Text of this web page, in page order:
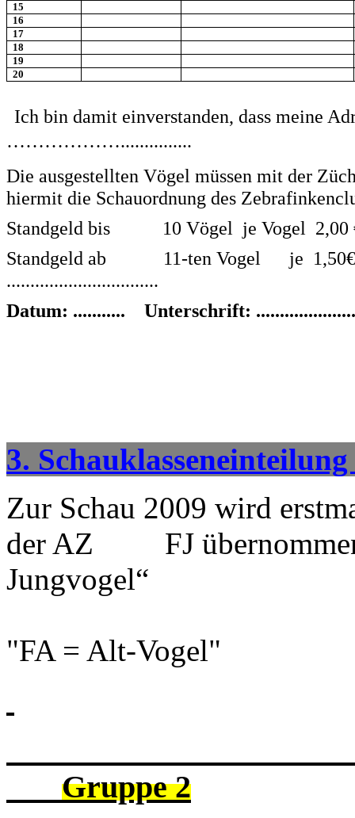
15
16
17
18
19
20
Ich bin damit einverstanden, dass meine
………………...............
Die ausgestellten Vögel müssen mit der
hiermit die Schauordnung des
Standgeld bis
10 Vögel je Vogel 2,00
Standgeld ab
11-ten Vogel je
................................
Datum: ........... Unterschrift:
3. Schauklasseneinteilung
Zur Schau 2009 wird
der AZ FJ
Jungvogel“
"FA = Alt-Vogel"
Gruppe 2